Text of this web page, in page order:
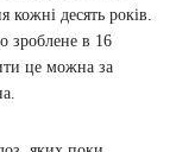
кожні десять років.
зроблене в 16
це можна за